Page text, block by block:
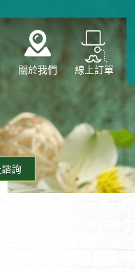
關於我們 線上訂單